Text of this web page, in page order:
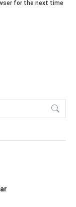
for the next time